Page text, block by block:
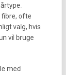
fibre, ofte
valg, hvis
vil bruge
med